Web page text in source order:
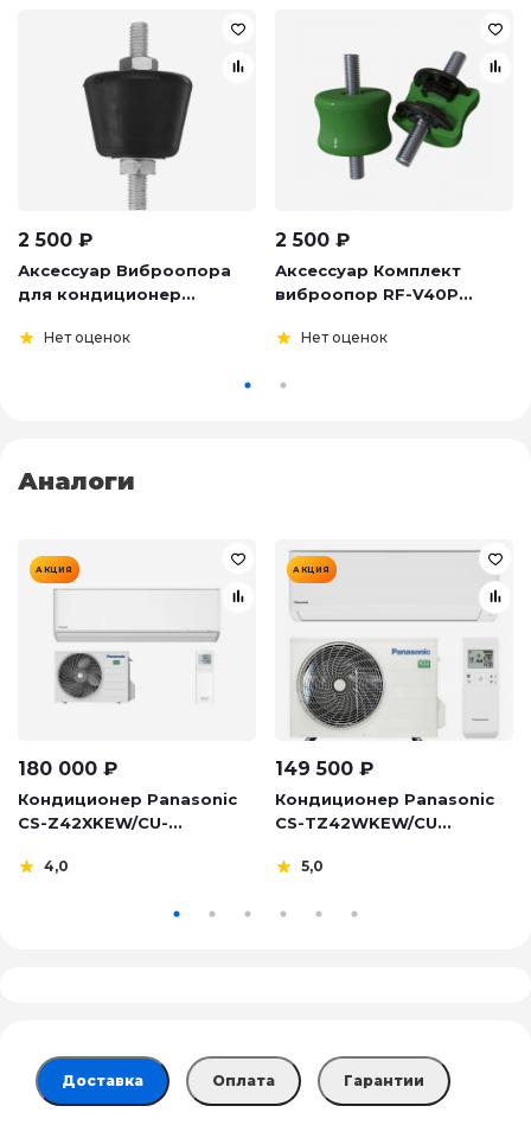
2 500 ₽
Аксессуар Виброопора
для кондиционер...
Нет оценок
2 500 ₽
Аксессуар Комплект
виброопор RF-V40P...
Нет оценок
Аналоги
АКЦИЯ
180 000 ₽
Кондиционер Panasonic
CS-Z42XKEW/CU-...
4,0
АКЦИЯ
149 500 ₽
Кондиционер Panasonic
CS-TZ42WKEW/CU...
5,0
Доставка Оплата Гарантии